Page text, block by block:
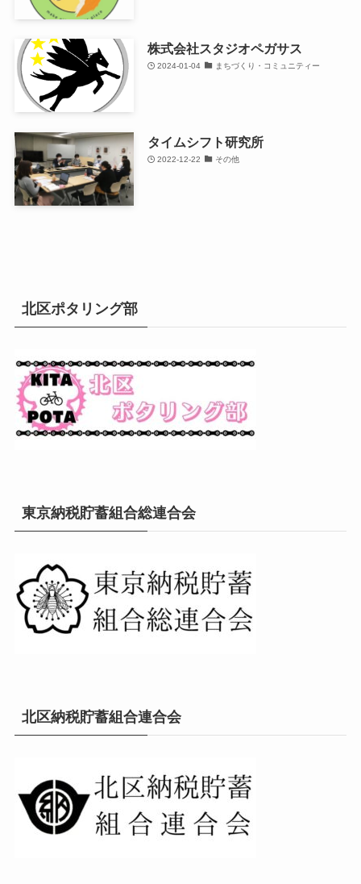
株式会社スタジオペガサス
2024-01-04 まちづくり・コミュニティー
タイムシフト研究所
2022-12-22 その他
北区ポタリング部
東京納税貯蓄組合総連合会
北区納税貯蓄組合連合会